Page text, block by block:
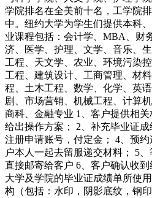
学院排名在全美前十名，工学院
中。纽约大学为学生们提供本科
业课程包括：会计学、MBA、财
济、医学、护理、文学、音乐、
工程、天文学、农业、环境污染
工程、建筑设计、工商管理、材
程、土木工程、数学、化学、英
剧、市场营销、机械工程、计算
商科、金融专业 1、客户提供相关
给出操作方案； 2、补充毕业证
注册申请账号，付定金； 4、预
户本人一起去留服递交材料； 5
直接邮寄给客户 6、客户确认收
大学及学院的毕业证成绩单所使
构（包括：水印，阴影底纹，钢